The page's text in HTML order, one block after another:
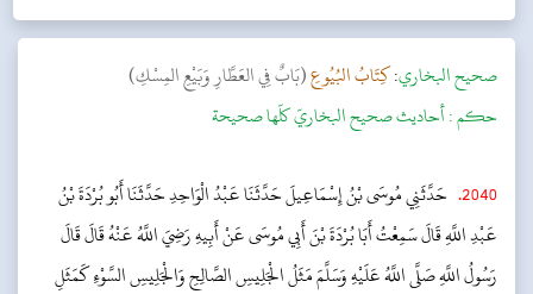
‌صحيح البخاري:كِتَابُ البُيُوعِ(بَابٌ فِي العَطَّارِ وَبَيْعِ المِسْكِ)
حکم :أحاديث صحيح البخاريّ كلّها صحيحة
2040
. حَدَّثَنِي مُوسَى بْنُ إِسْمَاعِيلَ حَدَّثَنَا عَبْدُ الْوَاحِدِ حَدَّثَنَا أَبُو بُرْدَةَ بْنُ
عَبْدِ اللَّهِ قَالَ سَمِعْتُ أَبَا بُرْدَةَ بْنَ أَبِي مُوسَى عَنْ أَبِيهِ رَضِيَ اللَّهُ عَنْهُ قَالَ قَالَ
رَسُولُ اللَّهِ صَلَّى اللَّهُ عَلَيْهِ وَسَلَّمَ مَثَلُ الْجَلِيسِ الصَّالِحِ وَالْجَلِيسِ السَّوْءِ كَمَثَلِ